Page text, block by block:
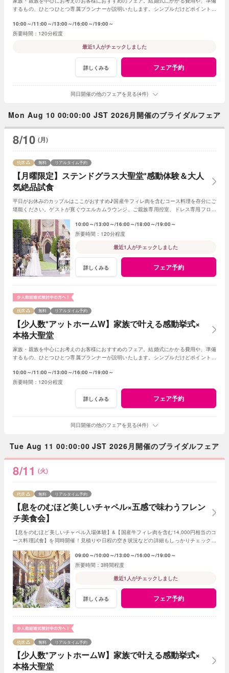
するもの、ひとつひとつ専属プランナーが説明いたします。シンプルだけどポイントを
10:00～ 11:00～ 13:00～ 16:00～ 19:00～
120分程度
最近1人がチェックしました
詳しくみる フェア予約
同日開催の他のフェアを見る(4件)
Mon Aug 10 00:00:00 JST 2026月開催のブライダルフェア
8/10 (月)
【月曜限定】ステンドグラス大聖堂*感動体験＆大人
気絶品試食
残席 無料 リアルタイム予約
平日がお休みのカップルはここがおすすめ♪国産牛フィレ肉を含むコース料理を存分にご
堪能ください。ゲストが寛ぐウエルカムラウンジ、ご親族専用控室、ドレス専用フロア
10:00～ 13:00～ 16:00～ 18:00～ 19:00～
120分程度
最近1人がチェックしました
詳しくみる フェア予約
【少人数*アットホームW】家族で叶える感動挙式×
本格大聖堂
残席 無料 リアルタイム予約
家族・親族を中心にお考えのお客様におすすめのフェア。結婚式にかかる費用や、準備
するもの、ひとつひとつ専属プランナーが説明いたします。シンプルだけどポイントを
10:00～ 11:00～ 13:00～ 16:00～ 19:00～
120分程度
詳しくみる フェア予約
同日開催の他のフェアを見る(4件)
Tue Aug 11 00:00:00 JST 2026月開催のブライダルフェア
8/11 (火)
【息をのむほど美しいチャペル×五感で味わうフレン
チ美食会】
残席 無料 リアルタイム予約
【息をのむほど美しいチャペル入場体験】&【国産牛フィレ肉を含む14,000円相当のコ
ース料理試食】を同時開催！見積りや日程の空き状況などの詳細もしっかりチェックで
09:00～ 10:00～ 13:00～ 16:00～ 19:00～
3時間程度
最近1人がチェックしました
詳しくみる フェア予約
【少人数*アットホームW】家族で叶える感動挙式×
本格大聖堂
残席 無料 リアルタイム予約